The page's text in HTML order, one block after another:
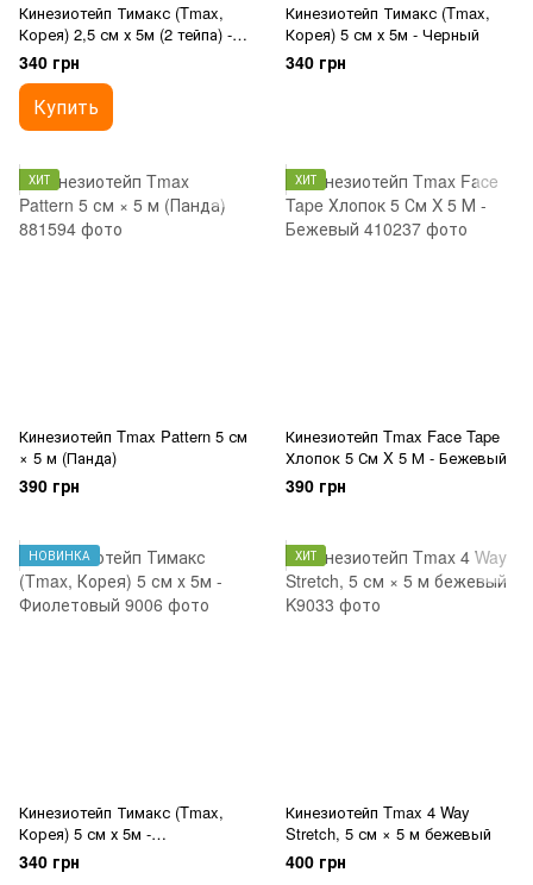
Кинезиотейп Тимакс (Tmax,
Корея) 2,5 см х 5м (2 тейпа) -
Бежевый
340 грн
Купить
Кинезиотейп Тимакс (Tmax,
Корея) 5 см х 5м - Черный
340 грн
ХИТ
Кинезиотейп Tmax Pattern 5 см
× 5 м (Панда)
390 грн
ХИТ
Кинезиотейп Tmax Face Tape
Хлопок 5 См X 5 М - Бежевый
390 грн
НОВИНКА
Кинезиотейп Тимакс (Tmax,
Корея) 5 см х 5м -
Фиолетовый
340 грн
ХИТ
Кинезиотейп Tmax 4 Way
Stretch, 5 см × 5 м бежевый
400 грн